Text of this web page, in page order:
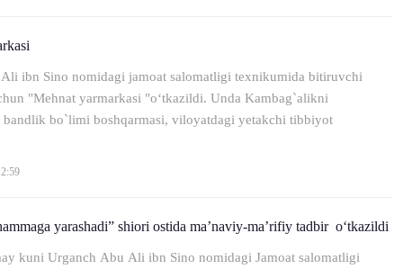
ibn Sino nomidagi jamoat salomatligi texnikumida bitiruvchi
"Mehnat yarmarkasi "o‘tkazildi. Unda Kambag`alikni
bandlik bo`limi boshqarmasi, viloyatdagi yetakchi tibbiyot
yarashadi” shiori ostida ma’naviy-ma’rifiy tadbir o‘tkazildi
kuni Urganch Abu Ali ibn Sino nomidagi Jamoat salomatligi